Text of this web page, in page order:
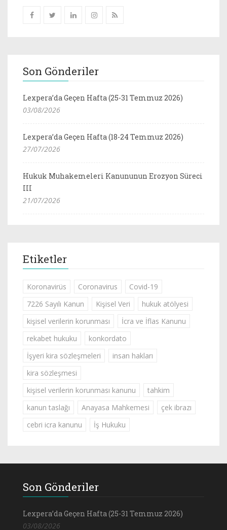
Son Gönderiler
Lexpera’da Geçen Hafta (25-31 Temmuz 2026)
03/08/2026
Lexpera’da Geçen Hafta (18-24 Temmuz 2026)
27/07/2026
Hukuk Muhakemeleri Kanununun Erozyon Süreci
III
21/07/2026
Etiketler
Koronavirüs Coronavirus
Covid-19
7226 Sayılı Kanun
Kişisel Veri
hukuk atölyesi
kişisel verilerin korunması
İcra ve İflas Kanunu
rekabet hukuku
konkordato
İşyeri kira sözleşmeleri
insan hakları
kira sözleşmesi
kişisel verilerin korunması kanunu
tahkim
kanun taslağı
Anayasa Mahkemesi
çek ibrazı
cebri icra kanunu
İş Hukuku
Son Gönderiler
Lexpera’da Geçen Hafta (25-31 Temmuz 2026)
03/08/2026